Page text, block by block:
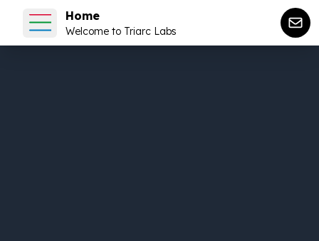
Home
Welcome to Triarc Labs